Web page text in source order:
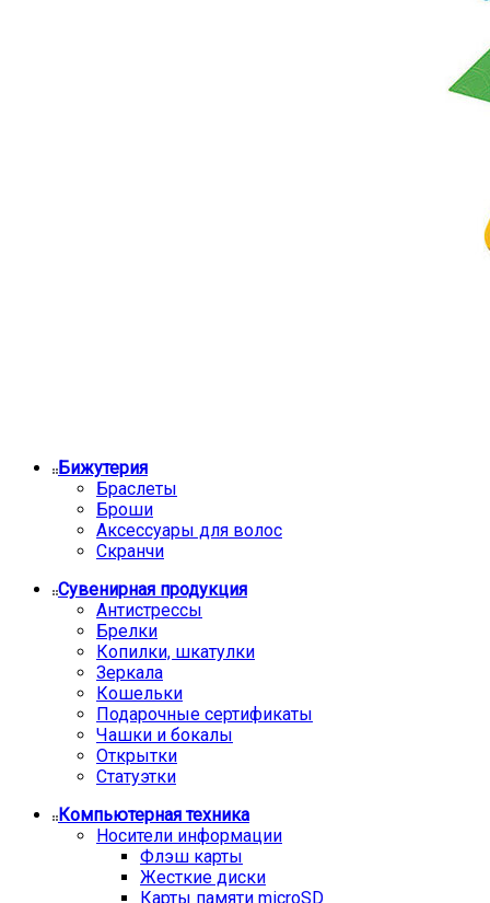
Бижутерия
Браслеты
Броши
Аксессуары для волос
Скранчи
Сувенирная продукция
Антистрессы
Брелки
Копилки, шкатулки
Зеркала
Кошельки
Подарочные сертификаты
Чашки и бокалы
Открытки
Статуэтки
Компьютерная техника
Носители информации
Флэш карты
Жесткие диски
Карты памяти microSD